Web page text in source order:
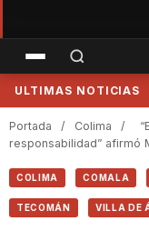
ULTIMAS NOTICIAS
representará a
Portada / Colima /
responsabilidad” afirmó
COLIMA COMALA
TECOMÁN VILLA DE